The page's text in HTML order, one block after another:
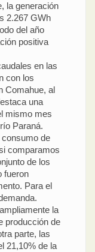
la generación
2.267 GWh
del año
positiva
en las
con los
Comahue, al
una
mismo mes
Paraná.
de
comparamos
de los
fueron
Para el
la
producción de
parte, las
21,10% de la